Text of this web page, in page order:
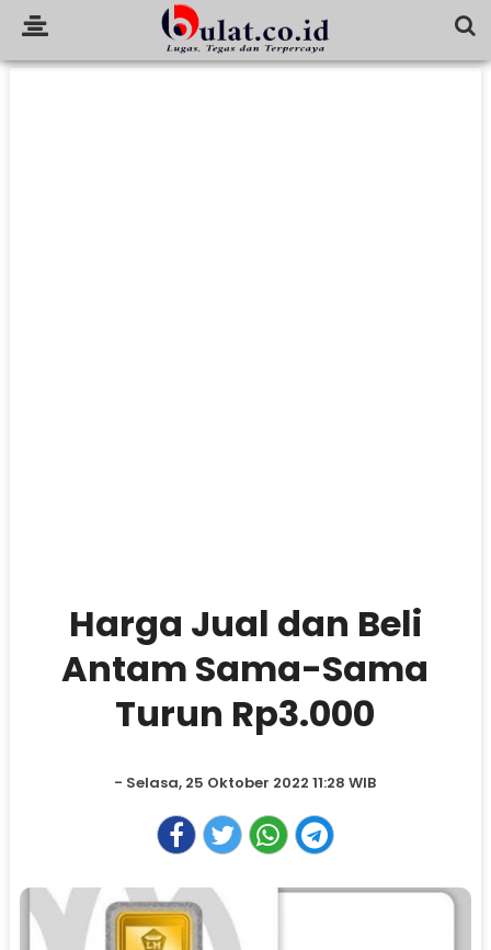
Harga Jual dan Beli
Antam Sama-Sama
Turun Rp3.000
- Selasa, 25 Oktober 2022 11:28 WIB